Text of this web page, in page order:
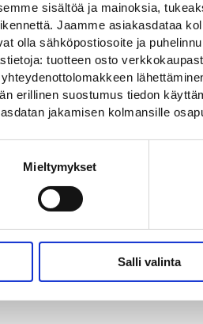
sisältöä ja mainoksia,
Jaamme asiakasdataa
olla sähköpostiosoite ja
tuotteen osto
erillinen suostumus tiedon
jakamisen kolmansille
Mieltymykset
Salli valinta
Vilkun U-
Nissen vilkun